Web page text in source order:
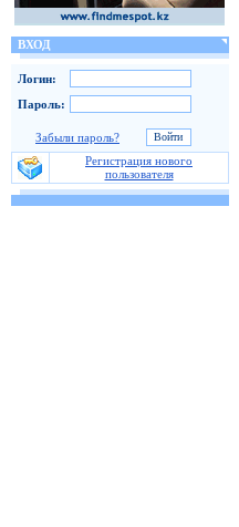
ВХОД
Логин:
Пароль:
Забыли пароль?
Регистрация нового
пользователя